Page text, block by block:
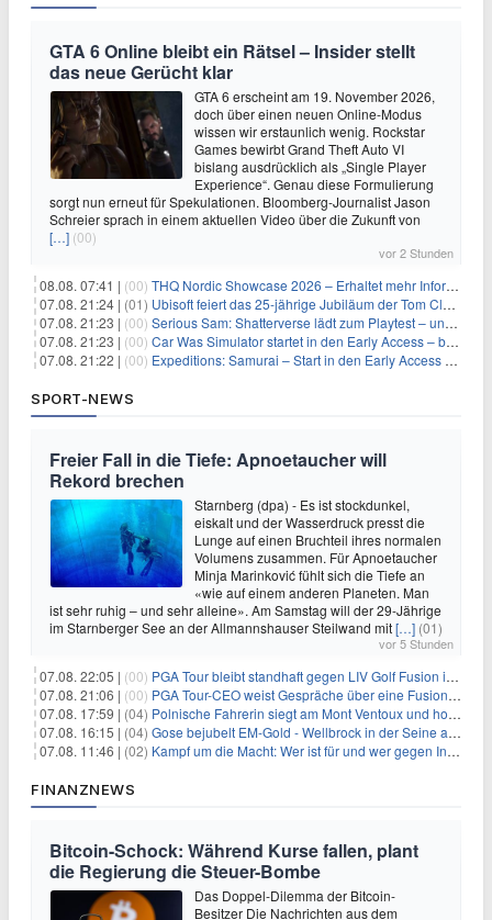
GTA 6 Online bleibt ein Rätsel – Insider stellt
das neue Gerücht klar
GTA 6 erscheint am 19. November 2026,
doch über einen neuen Online-Modus
wissen wir erstaunlich wenig. Rockstar
Games bewirbt Grand Theft Auto VI
bislang ausdrücklich als „Single Player
Experience“. Genau diese Formulierung
sorgt nun erneut für Spekulationen. Bloomberg-Journalist Jason
Schreier sprach in einem aktuellen Video über die Zukunft von
[…] (00)
vor 2 Stunden
08.08. 07:41 | (00) THQ Nordic Showcase 2026 – Erhaltet mehr Informationen
07.08. 21:24 | (01) Ubisoft feiert das 25-jährige Jubiläum der Tom Clancy’s Ghost Recon-Reihe
07.08. 21:23 | (00) Serious Sam: Shatterverse lädt zum Playtest – und erscheint schon bald!
07.08. 21:23 | (00) Car Was Simulator startet in den Early Access – bald gehts los!
07.08. 21:22 | (00) Expeditions: Samurai – Start in den Early Access ab heute im feudalen Japan
SPORT-NEWS
Freier Fall in die Tiefe: Apnoetaucher will
Rekord brechen
Starnberg (dpa) - Es ist stockdunkel,
eiskalt und der Wasserdruck presst die
Lunge auf einen Bruchteil ihres normalen
Volumens zusammen. Für Apnoetaucher
Minja Marinković fühlt sich die Tiefe an
«wie auf einem anderen Planeten. Man
ist sehr ruhig – und sehr alleine». Am Samstag will der 29-Jährige
im Starnberger See an der Allmannshauser Steilwand mit[…] (01)
vor 5 Stunden
07.08. 22:05 | (00) PGA Tour bleibt standhaft gegen LIV Golf Fusion in einem sich wandelnden Sportumfeld
07.08. 21:06 | (00) PGA Tour-CEO weist Gespräche über eine Fusion mit LIV Golf zurück und bekräftigt die Wettbewerbslandschaft
07.08. 17:59 | (04) Polnische Fahrerin siegt am Mont Ventoux und holt Tour-Gelb
07.08. 16:15 | (04) Gose bejubelt EM-Gold - Wellbrock in der Seine ausgebremst
07.08. 11:46 | (02) Kampf um die Macht: Wer ist für und wer gegen Infantino?
FINANZNEWS
Bitcoin-Schock: Während Kurse fallen, plant
die Regierung die Steuer-Bombe
Das Doppel-Dilemma der Bitcoin-
Besitzer Die Nachrichten aus dem